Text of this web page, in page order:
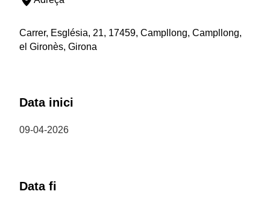
Carrer, Església, 21, 17459, Campllong, Campllong,
el Gironès, Girona
Data inici
09-04-2026
Data fi